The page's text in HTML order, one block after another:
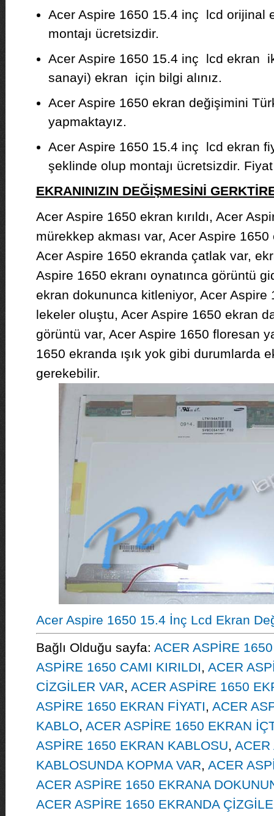
Acer Aspire 1650 15.4 inç lcd orijinal
montajı ücretsizdir.
Acer Aspire 1650 15.4 inç lcd ekran
sanayi) ekran için bilgi alınız.
Acer Aspire 1650 ekran değişimini
yapmaktayız.
Acer Aspire 1650 15.4 inç lcd ekran
şeklinde olup montajı ücretsizdir.
EKRANINIZIN DEĞİŞMESİNİ
Acer Aspire 1650 ekran kırıldı, Acer
mürekkep akması var, Acer Aspire
Acer Aspire 1650 ekranda çatlak var,
Aspire 1650 ekranı oynatınca görüntü
ekran dokununca kitleniyor, Acer Aspire
lekeler oluştu, Acer Aspire 1650 ekran
görüntü var, Acer Aspire 1650 floresan
1650 ekranda ışık yok gibi durumlarda
gerekebilir.
Acer Aspire 1650 15.4 İnç Lcd Ekran
Bağlı Olduğu sayfa: ACER ASPİRE
ASPİRE 1650 CAMI KIRILDI, ACER
CİZGİLER VAR, ACER ASPİRE 1650
ASPİRE 1650 EKRAN FİYATI, ACER
KABLO, ACER ASPİRE 1650 EKRAN
ASPİRE 1650 EKRAN KABLOSU, ACER
KABLOSUNDA KOPMA VAR, ACER
ACER ASPİRE 1650 EKRANA
ACER ASPİRE 1650 EKRANDA